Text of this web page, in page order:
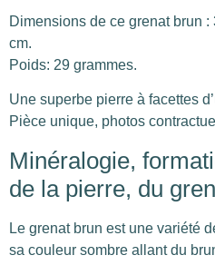
Dimensions de ce grenat brun :
cm.
Poids: 29 grammes.
Une superbe pierre à facettes
Pièce unique, photos
Minéralogie,
de la pierre, du
Le grenat brun est une variété
sa couleur sombre allant du